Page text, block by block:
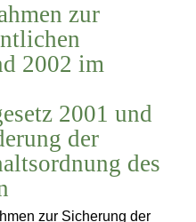
zur
2002 im
2001 und
der
des
zur Sicherung der